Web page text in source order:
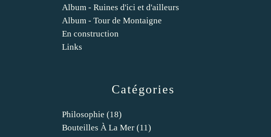
Catégories
Philosophie (18)
Bouteilles À La Mer (11)
Album - Ruines d'ici et d'ailleurs
Album - Tour de Montaigne
En construction
Links